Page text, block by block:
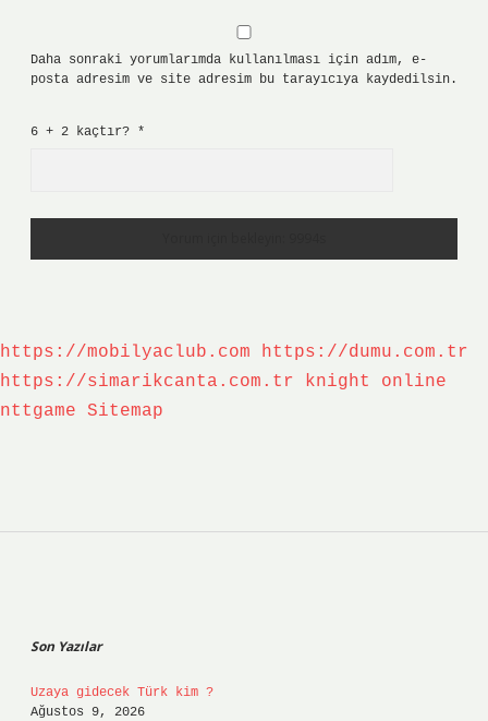
Daha sonraki yorumlarımda kullanılması için adım, e-
posta adresim ve site adresim bu tarayıcıya kaydedilsin.
6 + 2 kaçtır? *
https://mobilyaclub.com
https://dumu.com.tr
https://simarikcanta.com.tr
knight online
nttgame
Sitemap
Son Yazılar
Uzaya gidecek Türk kim ?
Ağustos 9, 2026